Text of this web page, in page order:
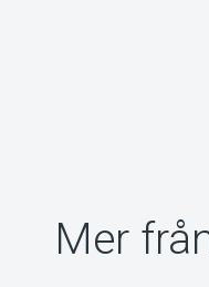
Mer